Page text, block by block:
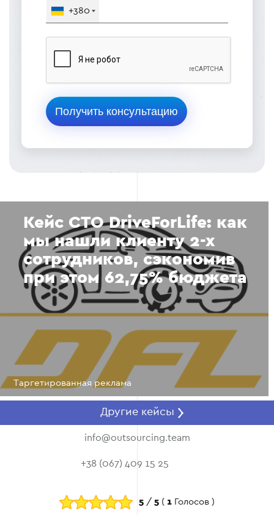
+380
Кейс СТО DriveForLife: как
мы нашли клиенту 2-х
сотрудников, сэкономив
при этом 62,75% бюджета
Таргетированная реклама
Другие кейсы
info@outsourcing.team
+38 (067) 409 15 25
5 / 5 ( 1 Голосов )